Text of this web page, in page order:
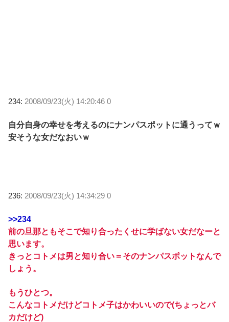
234: 2008/09/23(火) 14:20:46 0
自分自身の幸せを考えるのにナンパスポットに通うってｗ
安そうな女だなおいｗ
236: 2008/09/23(火) 14:34:29 0
>>234
前の旦那ともそこで知り合ったくせに学ばない女だなーと
思います。
きっとコトメは男と知り合い＝そのナンパスポットなんで
しょう。
もうひとつ。
こんなコトメだけどコトメ子はかわいいので(ちょっとバ
カだけど)